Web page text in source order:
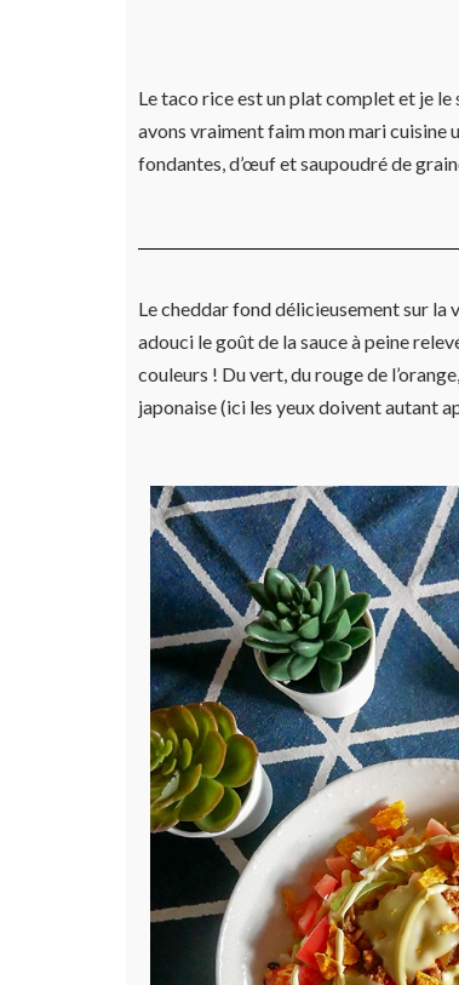
Le taco rice est un plat complet et je le
avons vraiment faim mon mari cuisine
fondantes, d’œuf et saupoudré de
Le cheddar fond délicieusement sur la
adouci le goût de la sauce à peine
couleurs ! Du vert, du rouge de
japonaise (ici les yeux doivent autant